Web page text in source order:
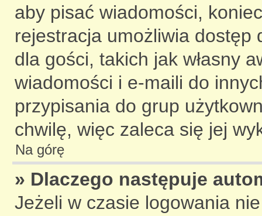
aby pisać wiadomości,
rejestracja umożliwia dostęp
dla gości, takich jak własny
wiadomości i e-maili do
przypisania do grup
chwilę, więc zaleca się jej
Na górę
» Dlaczego następuje
Jeżeli w czasie logowania